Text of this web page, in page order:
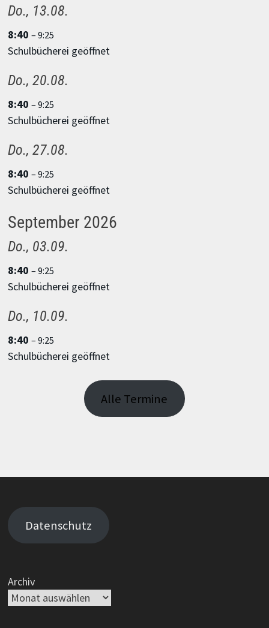
Do., 13.08.
8:40 – 9:25
Schulbücherei geöffnet
Do., 20.08.
8:40 – 9:25
Schulbücherei geöffnet
Do., 27.08.
8:40 – 9:25
Schulbücherei geöffnet
September 2026
Do., 03.09.
8:40 – 9:25
Schulbücherei geöffnet
Do., 10.09.
8:40 – 9:25
Schulbücherei geöffnet
Alle Termine
Datenschutz
Archiv